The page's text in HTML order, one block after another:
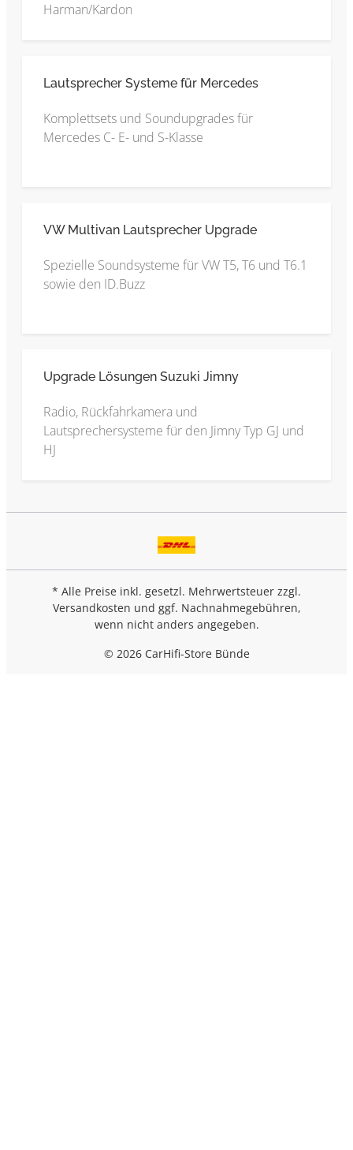
Harman/Kardon
Lautsprecher Systeme für Mercedes
Komplettsets und Soundupgrades für
Mercedes C- E- und S-Klasse
VW Multivan Lautsprecher Upgrade
Spezielle Soundsysteme für VW T5, T6 und T6.1
sowie den ID.Buzz
Upgrade Lösungen Suzuki Jimny
Radio, Rückfahrkamera und
Lautsprechersysteme für den Jimny Typ GJ und
HJ
* Alle Preise inkl. gesetzl. Mehrwertsteuer zzgl.
Versandkosten und ggf. Nachnahmegebühren,
wenn nicht anders angegeben.
© 2026 CarHifi-Store Bünde